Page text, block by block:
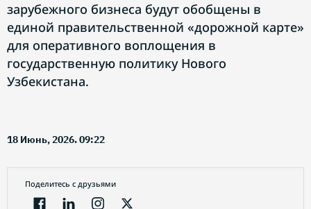
зарубежного бизнеса будут обобщены в
единой правительственной «дорожной карте»
для оперативного воплощения в
государственную политику Нового
Узбекистана.
18 Июнь, 2026. 09:22
Поделитесь с друзьями